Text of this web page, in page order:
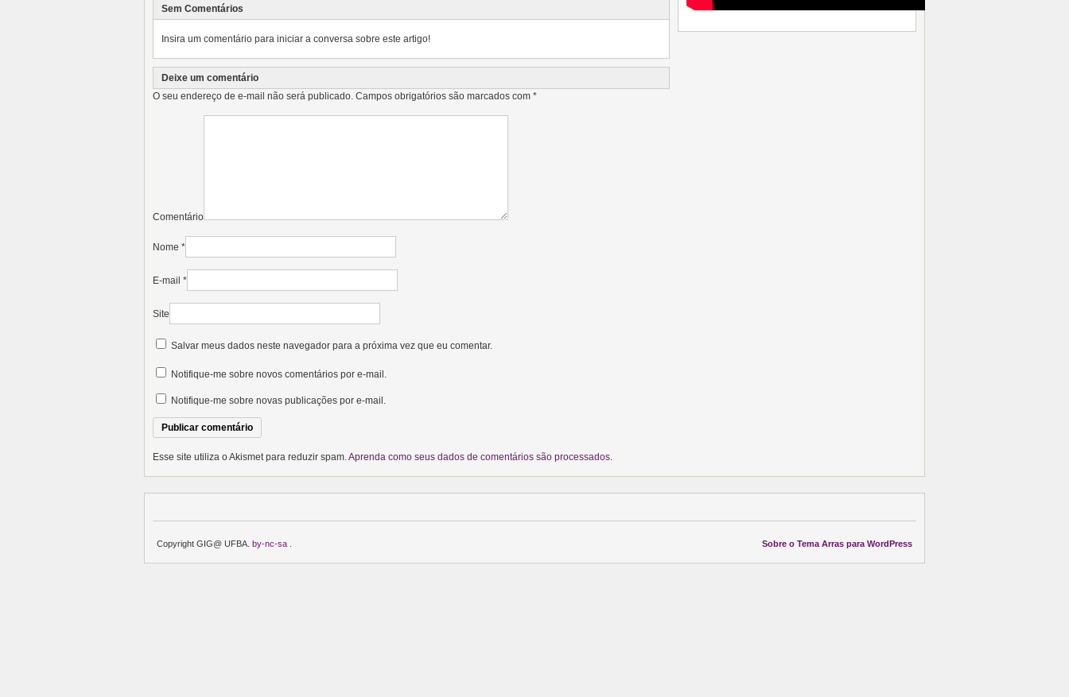
Sem Comentários
Insira um comentário para iniciar a conversa sobre este artigo!
Deixe um comentário
O seu endereço de e-mail não será publicado. Campos obrigatórios são marcados com *
Comentário
Nome *
E-mail *
Site
Salvar meus dados neste navegador para a próxima vez que eu comentar.
Notifique-me sobre novos comentários por e-mail.
Notifique-me sobre novas publicações por e-mail.
Esse site utiliza o Akismet para reduzir spam.Aprenda como seus dados de comentários são processados.
Sobre o Tema Arras para WordPress
Copyright GIG@ UFBA. by-nc-sa